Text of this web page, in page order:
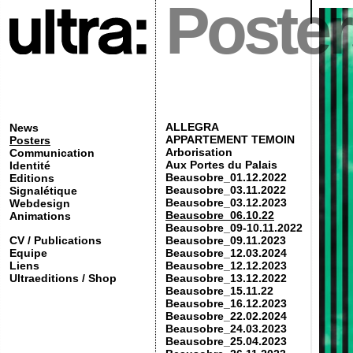
News
Posters
Communication
Identité
Editions
Signalétique
Webdesign
Animations
CV / Publications
Equipe
Liens
Ultraeditions / Shop
ALLEGRA
APPARTEMENT TEMOIN
Arborisation
Aux Portes du Palais
Beausobre_01.12.2022
Beausobre_03.11.2022
Beausobre_03.12.2023
Beausobre_06.10.22
Beausobre_09-10.11.2022
Beausobre_09.11.2023
Beausobre_12.03.2024
Beausobre_12.12.2023
Beausobre_13.12.2022
Beausobre_15.11.22
Beausobre_16.12.2023
Beausobre_22.02.2024
Beausobre_24.03.2023
Beausobre_25.04.2023